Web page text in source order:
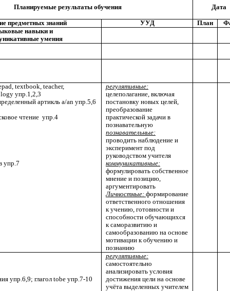
Планируемые результаты обучения Дата
предметных знаний УУД План
навыки и
умения
textbook, teacher,
упр.1,2,3
артикль a/an упр.5,6
чтение упр.4
упр.7
регулятивные:
целеполагание, включая
постановку новых целей,
преобразование
практической задачи в
познавательную
познавательные:
проводить наблюдение и
эксперимент под
руководством учителя
коммуникативные:
формулировать собственное
мнение и позицию,
аргументировать
Личностные: формирование
ответственного отношения
к учению, готовности и
способности обучающихся
к саморазвитию и
самообразованию на основе
мотивации к обучению и
познанию
упр.6,9; глагол tobe упр.7-10
регулятивные:
самостоятельно
анализировать условия
достижения цели на основе
учёта выделенных учителем